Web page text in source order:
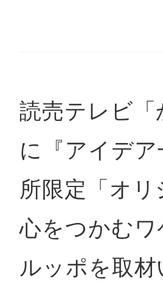
読売テレビ
に『アイデ
所限定「オ
心をつかむ
ルッポを取